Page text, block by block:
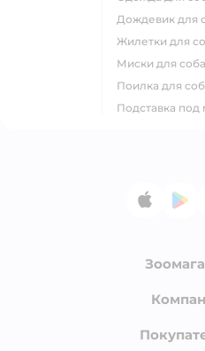
дождевик для
жилетки для
миски для
поилка для
подставка
App
Доставка
О